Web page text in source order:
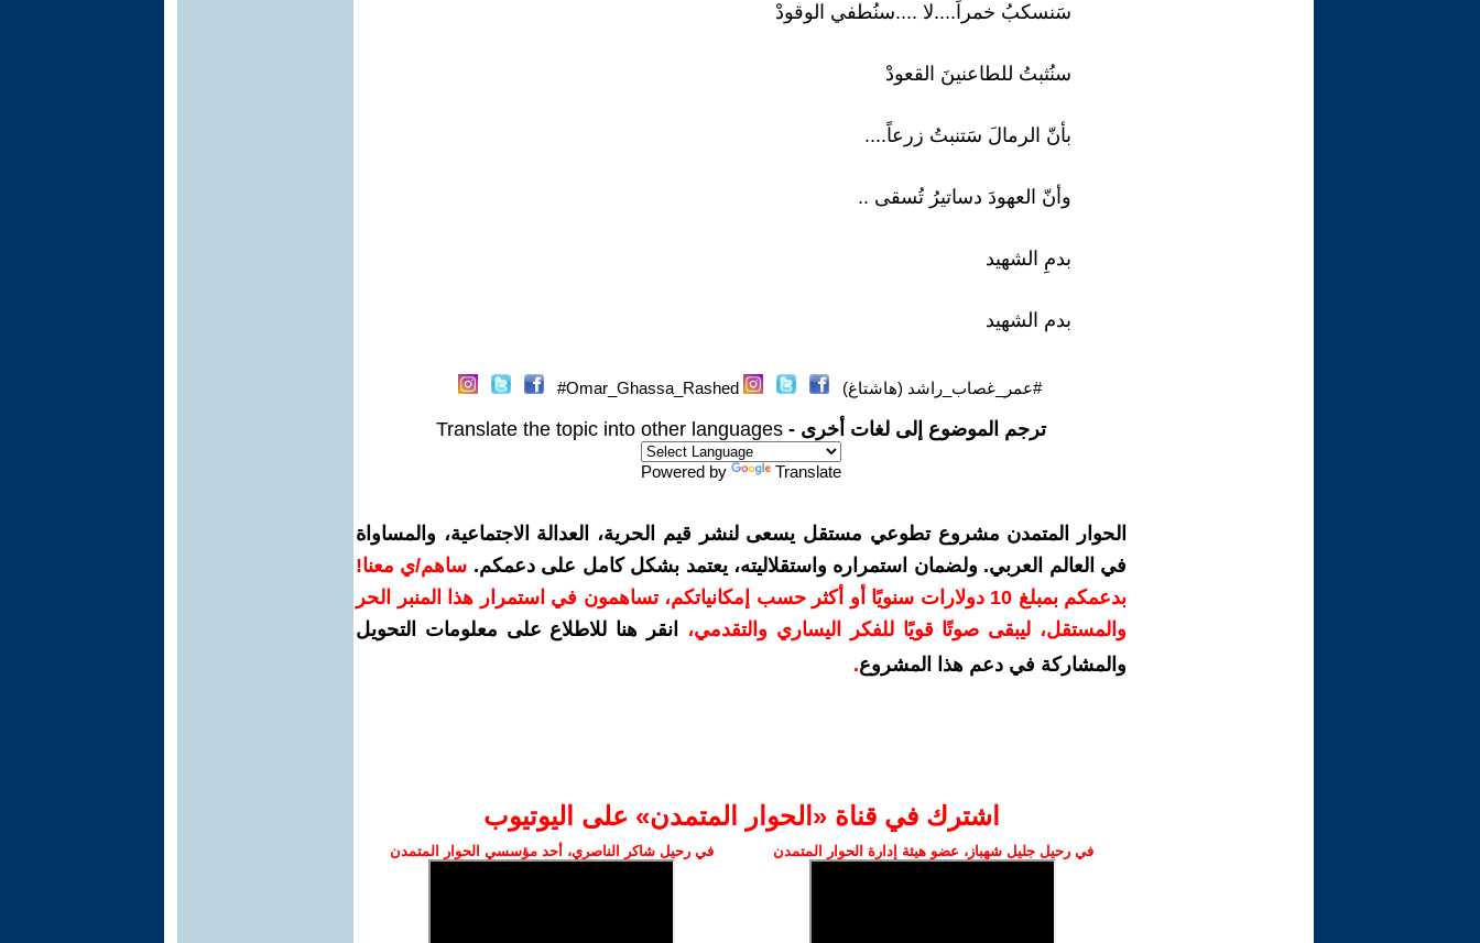
سَنسكبُ خمراً....لا ....سنُطفي الوقودْ
سنُثبتُ للطاعنينَ القعودْ
بأنّ الرمالَ سَتنبتُ زرعاً....
وأنّ العهودَ دساتيرُ تُسقى ..
بدمِ الشهيد
بدم الشهيد
#عمر_غصاب_راشد (هاشتاغ) Omar_Ghassa_Rashed#
ترجم الموضوع إلى لغات أخرى - Translate the topic into other languages
Powered by Translate
الحوار المتمدن مشروع تطوعي مستقل يسعى لنشر قيم الحرية، العدالة الاجتماعية، والمساواة
في العالم العربي. ولضمان استمراره واستقلاليته، يعتمد بشكل كامل على دعمكم. ساهم/ي معنا!
بدعمكم بمبلغ 10 دولارات سنويًا أو أكثر حسب إمكانياتكم، تساهمون في استمرار هذا المنبر الحر
والمستقل، ليبقى صوتًا قويًا للفكر اليساري والتقدمي،
انقر هنا للاطلاع على معلومات التحويل
والمشاركة في دعم هذا المشروع.
اشترك في قناة ‫«الحوار المتمدن» على اليوتيوب
في رحيل جليل شهباز، عضو هيئة إدارة الحوار المتمدن في رحيل شاكر الناصري، أحد مؤسسي الحوار المتمدن